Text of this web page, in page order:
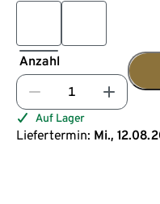
Anzahl
Auf Lager
Liefertermin: Mi.,